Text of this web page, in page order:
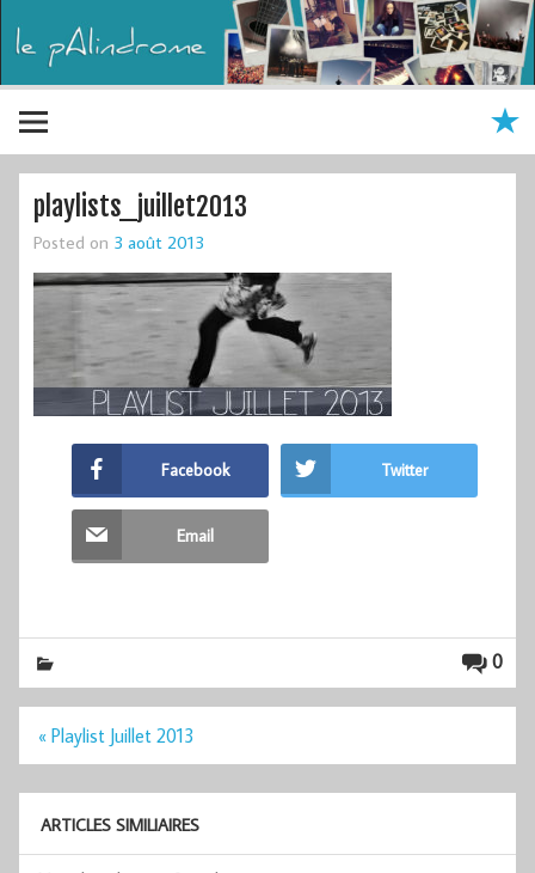
playlists_juillet2013
Posted on 3 août 2013
Facebook Twitter
Email
0
Navigation
« Playlist Juillet 2013
ARTICLES SIMILIAIRES